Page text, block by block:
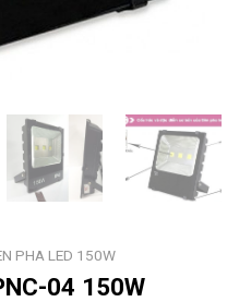
PHA LED 150W
04 150W